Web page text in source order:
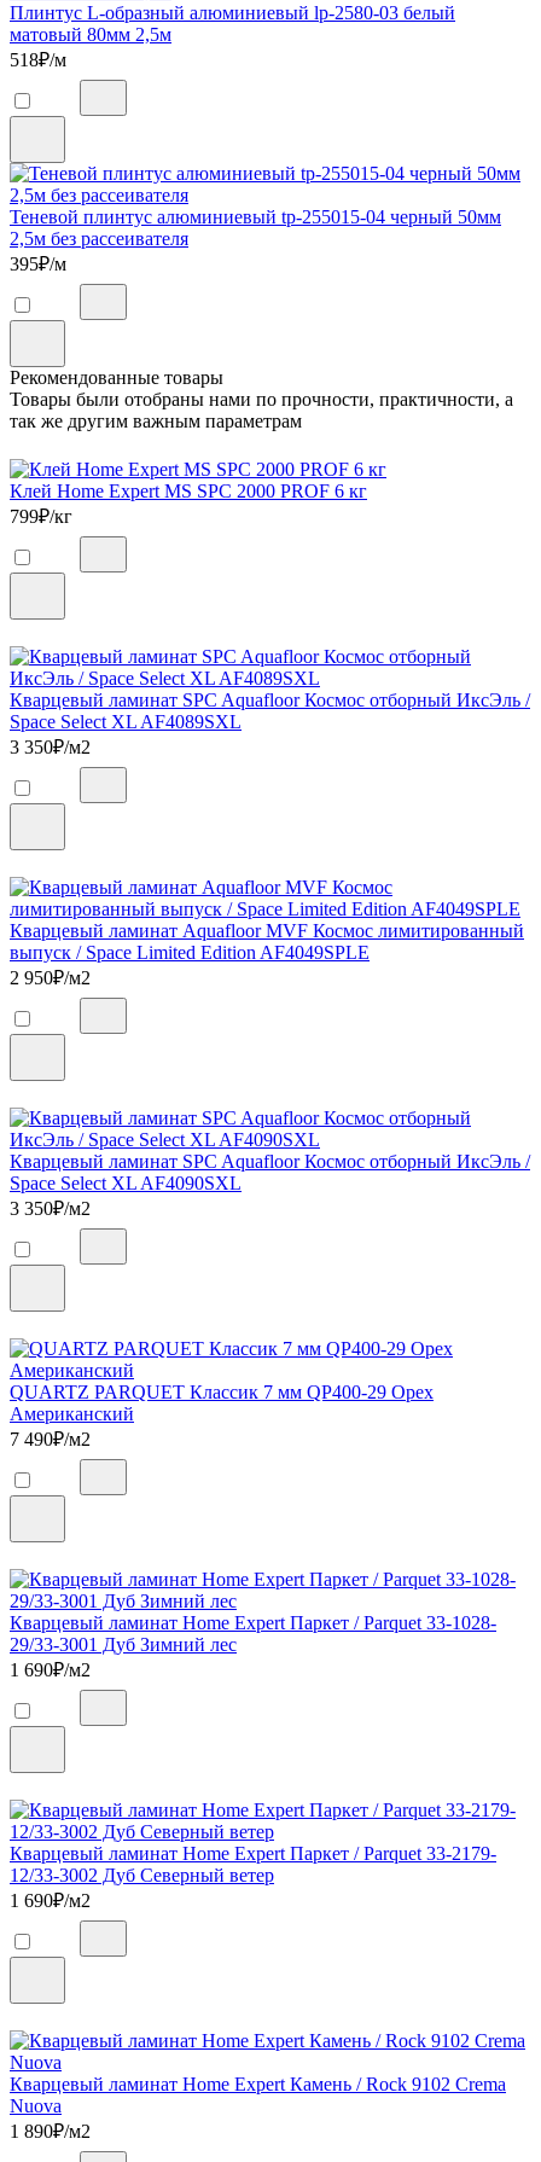
Плинтус L-образный алюминиевый lp-2580-03 белый
матовый 80мм 2,5м
518₽/м
Теневой плинтус алюминиевый tp-255015-04 черный 50мм
2,5м без рассеивателя
395₽/м
Рекомендованные товары
Товары были отобраны нами по прочности, практичности, а
так же другим важным параметрам
Клей Home Expert MS SPC 2000 PROF 6 кг
799₽/кг
Кварцевый ламинат SPC Aquafloor Космос отборный ИксЭль /
Space Select XL AF4089SXL
3 350₽/м2
Кварцевый ламинат Aquafloor MVF Космос лимитированный
выпуск / Space Limited Edition AF4049SPLE
2 950₽/м2
Кварцевый ламинат SPC Aquafloor Космос отборный ИксЭль /
Space Select XL AF4090SXL
3 350₽/м2
QUARTZ PARQUET Классик 7 мм QP400-29 Орех
Американский
7 490₽/м2
Кварцевый ламинат Home Expert Паркет / Parquet 33-1028-
29/33-3001 Дуб Зимний лес
1 690₽/м2
Кварцевый ламинат Home Expert Паркет / Parquet 33-2179-
12/33-3002 Дуб Северный ветер
1 690₽/м2
Кварцевый ламинат Home Expert Камень / Rock 9102 Crema
Nuova
1 890₽/м2